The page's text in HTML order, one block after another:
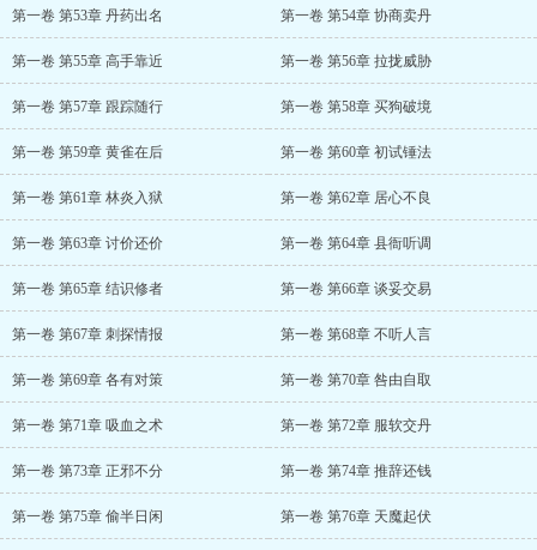
第一卷 第53章 丹药出名 第一卷 第54章 协商卖丹
第一卷 第55章 高手靠近 第一卷 第56章 拉拢威胁
第一卷 第57章 跟踪随行 第一卷 第58章 买狗破境
第一卷 第59章 黄雀在后 第一卷 第60章 初试锤法
第一卷 第61章 林炎入狱 第一卷 第62章 居心不良
第一卷 第63章 讨价还价 第一卷 第64章 县衙听调
第一卷 第65章 结识修者 第一卷 第66章 谈妥交易
第一卷 第67章 刺探情报 第一卷 第68章 不听人言
第一卷 第69章 各有对策 第一卷 第70章 咎由自取
第一卷 第71章 吸血之术 第一卷 第72章 服软交丹
第一卷 第73章 正邪不分 第一卷 第74章 推辞还钱
第一卷 第75章 偷半日闲 第一卷 第76章 天魔起伏